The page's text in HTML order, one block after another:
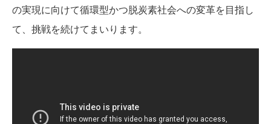
の実現に向けて循環型かつ脱炭素社会への変革を目指し
て、挑戦を続けてまいります。